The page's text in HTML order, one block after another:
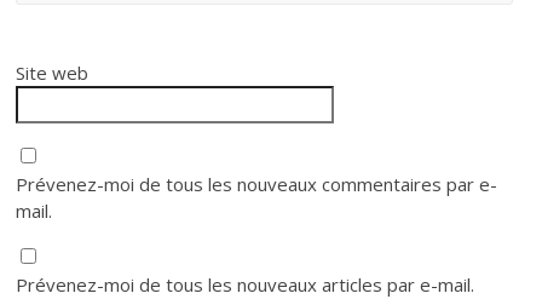
Site web
Prévenez-moi de tous les nouveaux commentaires par e-
mail.
Prévenez-moi de tous les nouveaux articles par e-mail.